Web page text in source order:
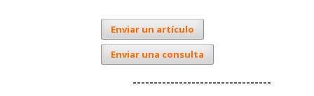
Enviar un artículo
Enviar una consulta
---------------------------------